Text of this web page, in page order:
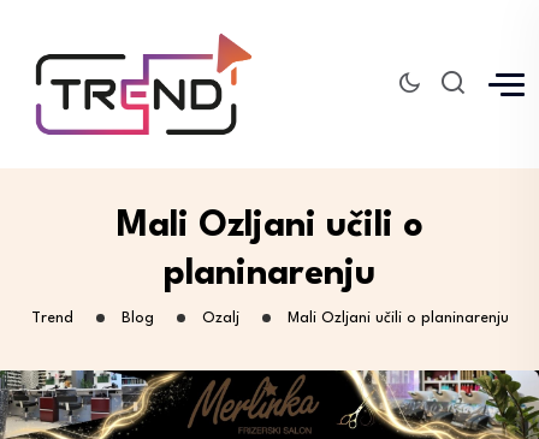
Mali Ozljani učili o
planinarenju
Trend Blog Ozalj Mali Ozljani učili o planinarenju